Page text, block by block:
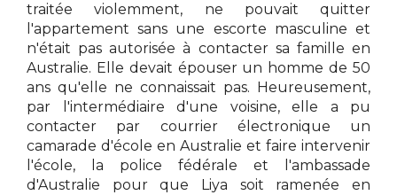
traitée violemment, ne pouvait quitter
l'appartement sans une escorte masculine et
n'était pas autorisée à contacter sa famille en
Australie. Elle devait épouser un homme de 50
ans qu'elle ne connaissait pas. Heureusement,
par l'intermédiaire d'une voisine, elle a pu
contacter par courrier électronique un
camarade d'école en Australie et faire intervenir
l'école, la police fédérale et l'ambassade
d'Australie pour que Liya soit ramenée en